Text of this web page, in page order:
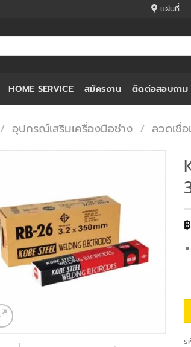
แผ่นที่
HOME SERVICE สมัครงาน ติดต่อสอบถาม
/ อุปกรณ์เสริมเครื่องมือช่าง / ลวดเชื่
฿
ร